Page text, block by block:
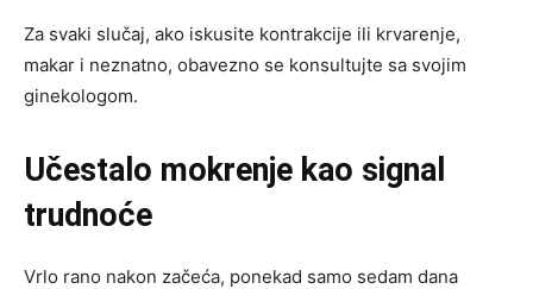
Za svaki slučaj, ako iskusite kontrakcije ili krvarenje,
makar i neznatno, obavezno se konsultujte sa svojim
ginekologom.
Učestalo mokrenje kao signal
trudnoće
Vrlo rano nakon začeća, ponekad samo sedam dana